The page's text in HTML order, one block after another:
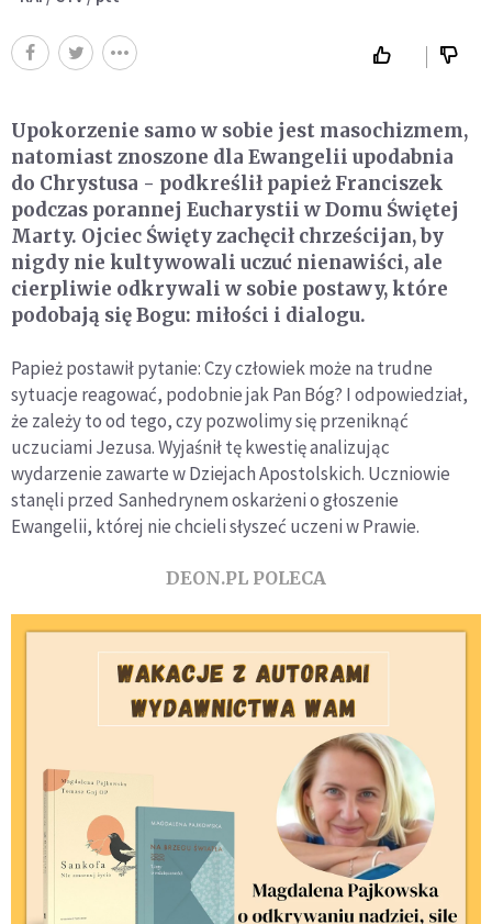
Upokorzenie samo w sobie jest masochizmem,
natomiast znoszone dla Ewangelii upodabnia
do Chrystusa - podkreślił papież Franciszek
podczas porannej Eucharystii w Domu Świętej
Marty. Ojciec Święty zachęcił chrześcijan, by
nigdy nie kultywowali uczuć nienawiści, ale
cierpliwie odkrywali w sobie postawy, które
podobają się Bogu: miłości i dialogu.
Papież postawił pytanie: Czy człowiek może na trudne
sytuacje reagować, podobnie jak Pan Bóg? I odpowiedział,
że zależy to od tego, czy pozwolimy się przeniknąć
uczuciami Jezusa. Wyjaśnił tę kwestię analizując
wydarzenie zawarte w Dziejach Apostolskich. Uczniowie
stanęli przed Sanhedrynem oskarżeni o głoszenie
Ewangelii, której nie chcieli słyszeć uczeni w Prawie.
DEON.PL POLECA